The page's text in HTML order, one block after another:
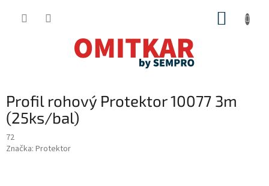
Profil rohový Protektor 10077 3m
(25ks/bal)
72
Značka: Protektor